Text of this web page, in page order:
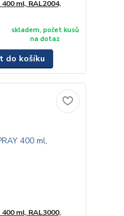
ml, RAL2004,
skladem, počet kusů
na dotaz
do košíku
ml, RAL3000,